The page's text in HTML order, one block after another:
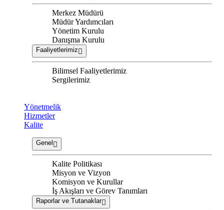
Merkez Müdürü
Müdür Yardımcıları
Yönetim Kurulu
Danışma Kurulu
Faaliyetlerimiz
Bilimsel Faaliyetlerimiz
Sergilerimiz
Yönetmelik
Hizmetler
Kalite
Genel
Kalite Politikası
Misyon ve Vizyon
Komisyon ve Kurullar
İş Akışları ve Görev Tanımları
Raporlar ve Tutanaklar